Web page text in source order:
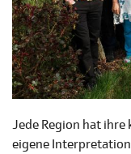
Jede Region hat
eigene